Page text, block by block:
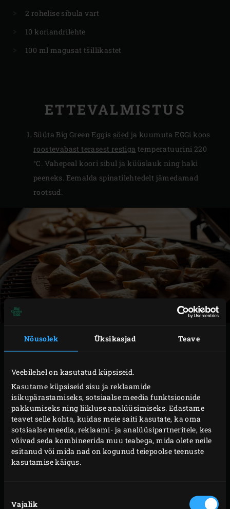
Nõusolek Üksikasjad Teave
Veebilehel on kasutatud küpsiseid.
Kasutame küpsiseid sisu ja reklaamide
isikupärastamiseks, sotsiaalse meedia funktsioonide
pakkumiseks ning liikluse analüüsimiseks. Edastame
teavet selle kohta, kuidas meie saiti kasutate, ka oma
sotsiaalse meedia, reklaami- ja analüüsipartneritele, kes
võivad seda kombineerida muu teabega, mida olete neile
esitanud või mida nad on kogunud teiepoolse teenuste
kasutamise käigus.
valik
Vajalik
2 rohelise sibula vart
10 koriandrilehte
100 ml magusat tšillikastet
ETTEVALMISTUS
Süüta Big Green Eggis söed ja kuumuta EGGi koos
roostevabast terasest restiga temperatuurini 220
°C. Vahepeal koori sibul ja küüslauk ning haki
peeneks. Eemalda spinatilehtedelt jämedamad
rootsud.
VALMISTAMINE
Tõsta roheline haudepott
restile. Lisa või ja lase sel
sulada. Lisa sibul, küüslauk ja spinat ning lase 3–4
minutit haududa, kuni spinat on kokku
tõmmanud. Sulge peale igat tegevust EGGi kuppel.
Tõsta spinat sõelale ja pigista kergelt niipalju
vedelikku välja kui võimalik. Pane spinat
lõikelauale ja haki peeneks. Tõsta kaussi ja jäta
ootele. Võta rest EGGist välja ja paigalda